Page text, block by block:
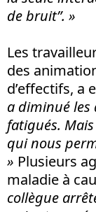
de bruit”. »
Les
des
d’effectifs, a
a diminué les
fatigués.
qui nous
» Plusieurs
maladie à
collègue